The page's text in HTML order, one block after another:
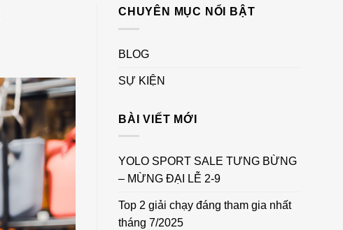
CHUYÊN MỤC NỔI BẬT
BLOG
SỰ KIỆN
BÀI VIẾT MỚI
YOLO SPORT SALE TƯNG BỪNG
– MỪNG ĐẠI LỄ 2-9
Top 2 giải chạy đáng tham gia nhất
tháng 7/2025